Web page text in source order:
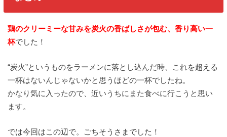
鶏のクリーミーな甘みを炭火の香ばしさが包む、香り高い一
杯でした！
“炭火”というものをラーメンに落とし込んだ時、これを超える
一杯はないんじゃないかと思うほどの一杯でしたね。
かなり気に入ったので、近いうちにまた食べに行こうと思い
ます。
では今回はこの辺で。ごちそうさまでした！